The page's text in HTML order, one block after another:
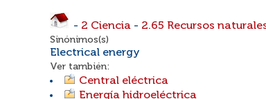
- 2 Ciencia - 2.65 Recursos
Sinónimos(s)
Electrical energy
Ver también:
Central eléctrica
Energía hidroeléctrica